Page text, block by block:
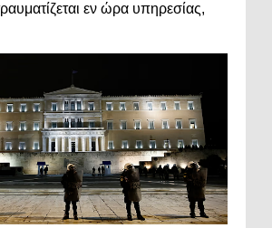
εν ώρα υπηρεσίας,